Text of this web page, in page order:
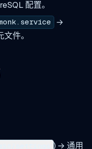
配置。
→
件。
) → 通用